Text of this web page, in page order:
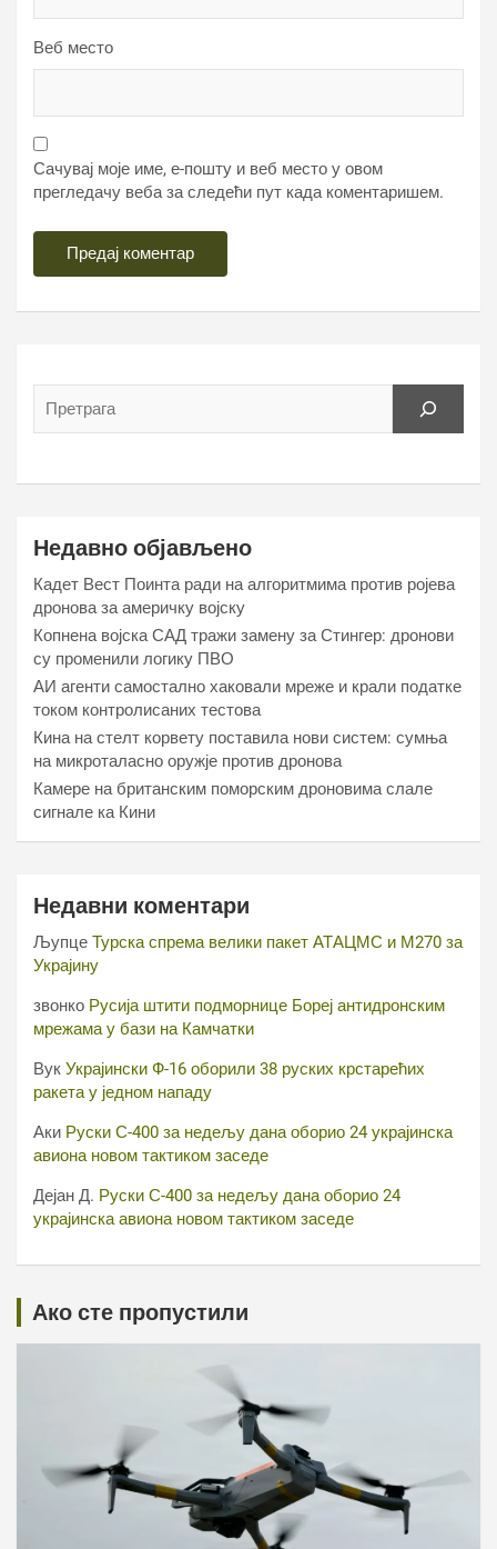
Веб место
Сачувај моје име, е-пошту и веб место у овом
прегледачу веба за следећи пут када коментаришем.
Недавно објављено
Кадет Вест Поинта ради на алгоритмима против ројева
дронова за америчку војску
Копнена војска САД тражи замену за Стингер: дронови
су променили логику ПВО
АИ агенти самостално хаковали мреже и крали податке
током контролисаних тестова
Кина на стелт корвету поставила нови систем: сумња
на микроталасно оружје против дронова
Камере на британским поморским дроновима слале
сигнале ка Кини
Недавни коментари
Љупце Турска спрема велики пакет АТАЦМС и М270 за
Украјину
звонко Русија штити подморнице Бореј антидронским
мрежама у бази на Камчатки
Вук Украјински Ф-16 оборили 38 руских крстарећих
ракета у једном нападу
Аки Руски С-400 за недељу дана оборио 24 украјинска
авиона новом тактиком заседе
Дејан Д. Руски С-400 за недељу дана оборио 24
украјинска авиона новом тактиком заседе
Ако сте пропустили